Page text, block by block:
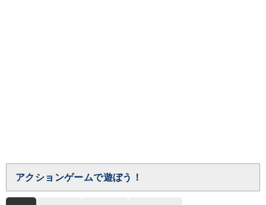
アクションゲームで遊ぼう！